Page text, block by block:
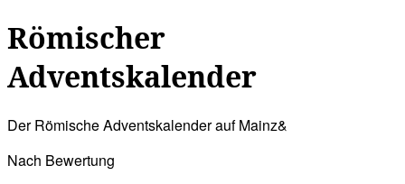
Römischer
Adventskalender
Der Römische Adventskalender auf Mainz&
Nach Bewertung